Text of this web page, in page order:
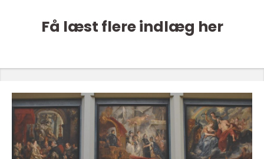
Få læst flere indlæg her